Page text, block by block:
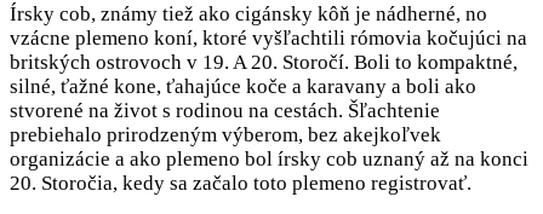
Írsky cob, známy tiež ako cigánsky kôň je nádherné, no
vzácne plemeno koní, ktoré vyšľachtili rómovia kočujúci na
britských ostrovoch v 19. A 20. Storočí. Boli to kompaktné,
silné, ťažné kone, ťahajúce koče a karavany a boli ako
stvorené na život s rodinou na cestách. Šľachtenie
prebiehalo prirodzeným výberom, bez akejkoľvek
organizácie a ako plemeno bol írsky cob uznaný až na konci
20. Storočia, kedy sa začalo toto plemeno registrovať.